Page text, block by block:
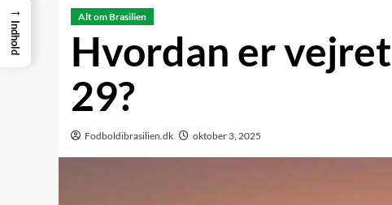
Alt om Brasilien
Hvordan er
29?
Fodboldibrasilien.dk oktober 3, 2025
→
Indhold